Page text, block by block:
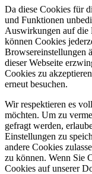
Da diese Cookies für
und Funktionen
Auswirkungen auf die
können Cookies
Browsereinstellungen
dieser Webseite
Cookies zu
erneut besuchen.
Wir respektieren es
möchten. Um zu
gefragt werden,
Einstellungen zu
andere Cookies
zu können. Wenn Sie
Cookies auf unserer